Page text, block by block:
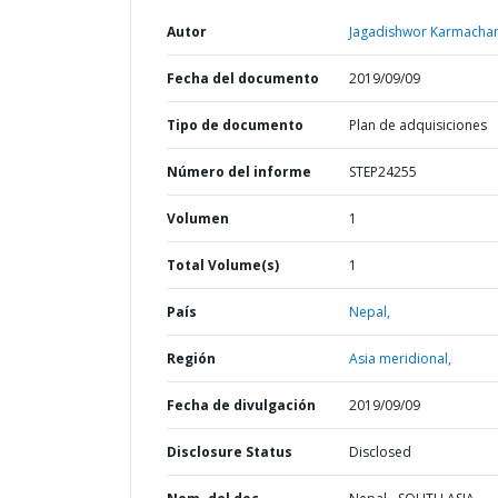
Autor Jagadishwor
Fecha del documento 2019/09/09
Tipo de documento Plan de adquisiciones
Número del informe STEP24255
Volumen 1
Total Volume(s) 1
País Nepal,
Región Asia meridional,
Fecha de divulgación 2019/09/09
Disclosure Status Disclosed